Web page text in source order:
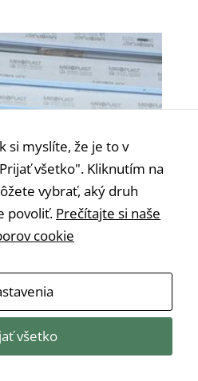
okno š 80 cm x v 50 cm
si myslíte, že je to v
všetko". Kliknutím na
vybrať, aký druh
povoliť. Prečítajte si naše
cookie
všetko